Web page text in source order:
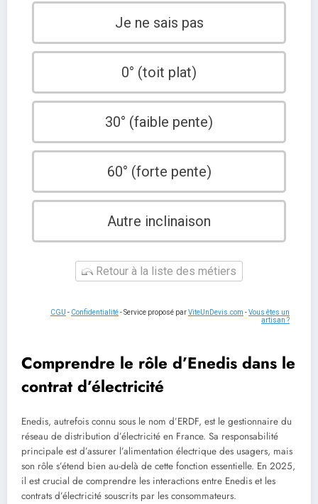
Je ne sais pas
0° (toit plat)
30° (faible pente)
60° (forte pente)
Autre inclinaison
Retour à la liste des métiers
CGU - Confidentialité- Service proposé parViteUnDevis.com -Vous êtes un
artisan ?
Comprendre le rôle d’Enedis dans le
contrat d’électricité
Enedis, autrefois connu sous le nom d’ERDF, est le gestionnaire du
réseau de distribution d’électricité en France. Sa responsabilité
principale est d’assurer l’alimentation électrique des usagers, mais
son rôle s’étend bien au-delà de cette fonction essentielle. En 2025,
il est crucial de comprendre les interactions entre Enedis et les
contrats d’électricité souscrits par les consommateurs.